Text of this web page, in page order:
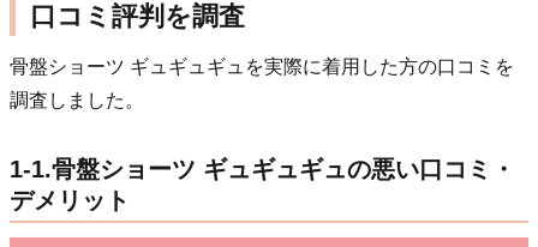
口コミ評判を調査
骨盤ショーツ ギュギュギュを実際に着用した方の口コミを
調査しました。
1-1.骨盤ショーツ ギュギュギュの悪い口コミ・
デメリット